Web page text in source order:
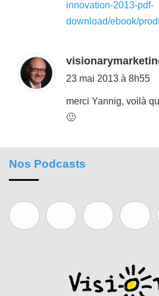
innovation-2013-pdf-
download/ebook/
23 mai 2013 à 8h55
merci Yannig, voilà
🙂
Nos Podcasts